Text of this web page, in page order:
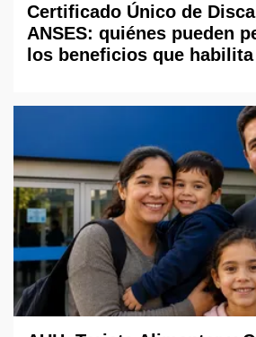
Certificado Único de
ANSES: quiénes pueden
los beneficios que habilita